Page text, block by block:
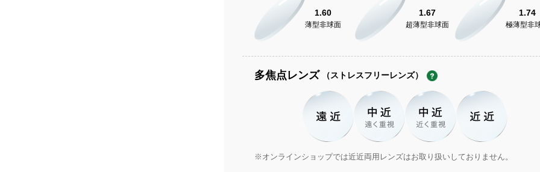
1.60
薄型非球面
1.67
超薄型非球面
1.74
極薄型非
多焦点レンズ （ストレスフリーレンズ）
※オンラインショップでは近近両用レンズはお取り扱いしておりません。